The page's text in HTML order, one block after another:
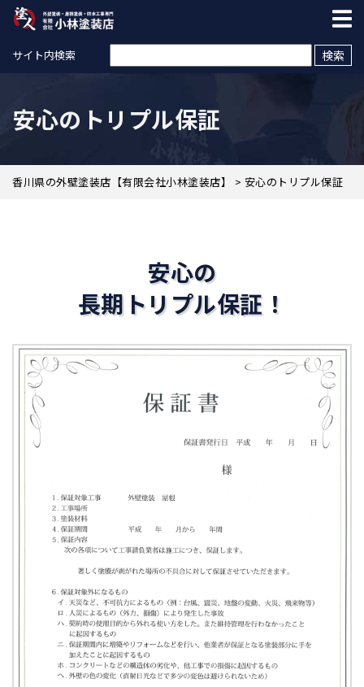
サイト内検索
安心のトリプル保証
香川県の外壁塗装店【有限会社小林塗装店】 > 安心のトリプル保証
安心の
長期トリプル保証！